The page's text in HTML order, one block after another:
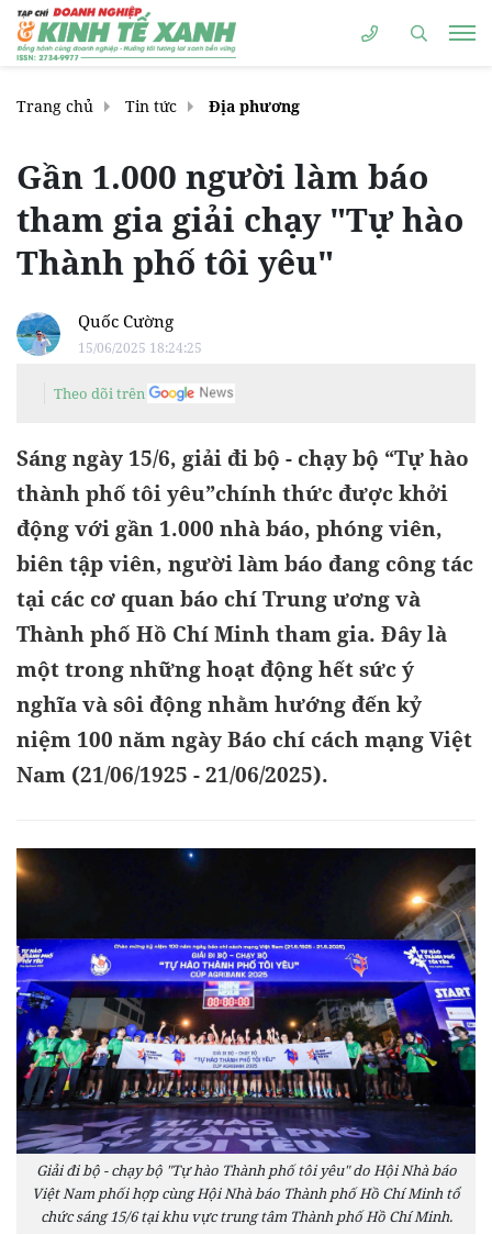
Trang chủ Tin tức Địa phương
Gần 1.000 người làm báo
tham gia giải chạy "Tự hào
Thành phố tôi yêu"
Quốc Cường
15/06/2025 18:24:25
Theo dõi trên
Sáng ngày 15/6, giải đi bộ - chạy bộ “Tự hào
thành phố tôi yêu”chính thức được khởi
động với gần 1.000 nhà báo, phóng viên,
biên tập viên, người làm báo đang công tác
tại các cơ quan báo chí Trung ương và
Thành phố Hồ Chí Minh tham gia. Đây là
một trong những hoạt động hết sức ý
nghĩa và sôi động nhằm hướng đến kỷ
niệm 100 năm ngày Báo chí cách mạng Việt
Nam (21/06/1925 - 21/06/2025).
Giải đi bộ - chạy bộ "Tự hào Thành phố tôi yêu" do Hội Nhà báo
Việt Nam phối hợp cùng Hội Nhà báo Thành phố Hồ Chí Minh tổ
chức sáng 15/6 tại khu vực trung tâm Thành phố Hồ Chí Minh.